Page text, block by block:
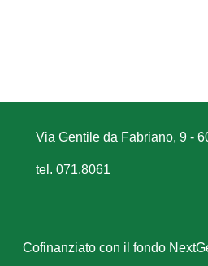
Via Gentile da Fabriano, 9 -
tel. 071.8061
Cofinanziato con il fondo